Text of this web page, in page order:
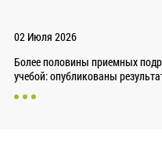
02 Июля 2026
Более половины приемных
учебой: опубликованы